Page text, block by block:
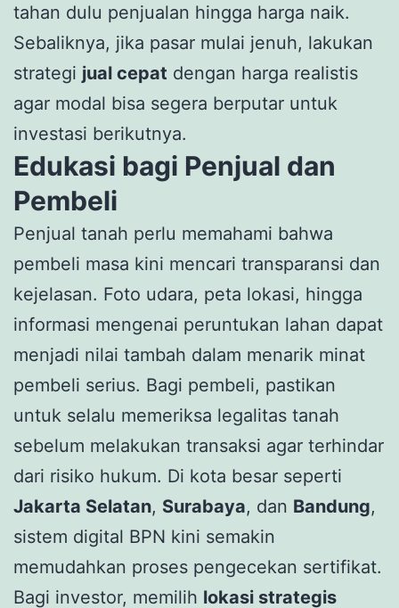
tahan dulu penjualan hingga harga naik.
Sebaliknya, jika pasar mulai jenuh, lakukan
strategi jual cepat dengan harga realistis
agar modal bisa segera berputar untuk
investasi berikutnya.
Edukasi bagi Penjual dan
Pembeli
Penjual tanah perlu memahami bahwa
pembeli masa kini mencari transparansi dan
kejelasan. Foto udara, peta lokasi, hingga
informasi mengenai peruntukan lahan dapat
menjadi nilai tambah dalam menarik minat
pembeli serius. Bagi pembeli, pastikan
untuk selalu memeriksa legalitas tanah
sebelum melakukan transaksi agar terhindar
dari risiko hukum. Di kota besar seperti
Jakarta Selatan, Surabaya, dan Bandung,
sistem digital BPN kini semakin
memudahkan proses pengecekan sertifikat.
Bagi investor, memilih lokasi strategis